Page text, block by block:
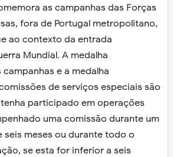
as campanhas das Forças
fora de Portugal metropolitano,
ao contexto da entrada
Mundial. A medalha
e a medalha
de serviços especiais são
participado em operações
uma comissão durante um
seis meses ou durante todo o
se esta for inferior a seis